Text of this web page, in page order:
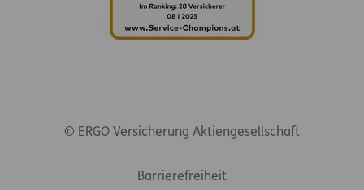
© ERGO Versicherung Aktiengesellschaft
Barrierefreiheit